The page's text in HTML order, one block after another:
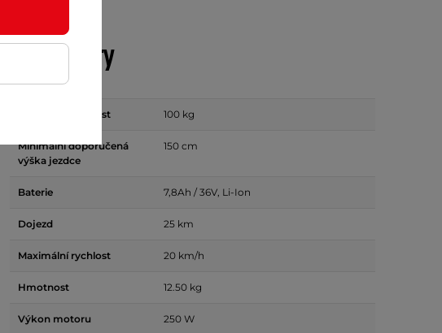
Parametry
Maximální nosnost 100 kg
Minimální doporučená
výška jezdce
150 cm
Baterie 7,8Ah / 36V, Li-Ion
Dojezd 25 km
Maximální rychlost 20 km/h
Hmotnost 12.50 kg
Výkon motoru 250 W